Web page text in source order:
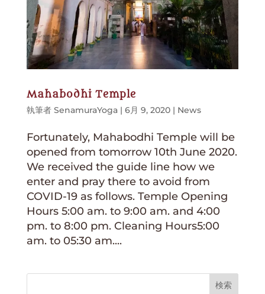
Mahabodhi Temple
執筆者 SenamuraYoga| 6月 9, 2020| News
Fortunately, Mahabodhi Temple will be
opened from tomorrow 10th June 2020.
We received the guide line how we
enter and pray there to avoid from
COVID-19 as follows. Temple Opening
Hours 5:00 am. to 9:00 am. and 4:00
pm. to 8:00 pm. Cleaning Hours5:00
am. to 05:30 am....